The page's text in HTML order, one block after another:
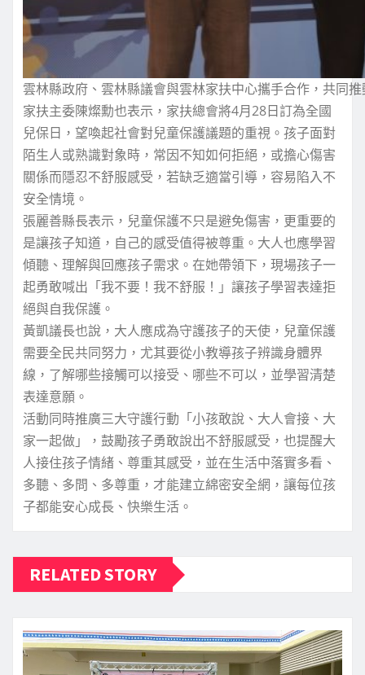
雲林縣政府、雲林縣議會與雲林家扶中心攜手合作，共同
家扶主委陳燦勳也表示，家扶總會將4月28日訂為全國
兒保日，望喚起社會對兒童保護議題的重視。孩子面對
陌生人或熟識對象時，常因不知如何拒絕，或擔心傷害
關係而隱忍不舒服感受，若缺乏適當引導，容易陷入不
安全情境。
張麗善縣長表示，兒童保護不只是避免傷害，更重要的
是讓孩子知道，自己的感受值得被尊重。大人也應學習
傾聽、理解與回應孩子需求。在她帶領下，現場孩子一
起勇敢喊出「我不要！我不舒服！」讓孩子學習表達拒
絕與自我保護。
黃凱議長也說，大人應成為守護孩子的天使，兒童保護
需要全民共同努力，尤其要從小教導孩子辨識身體界
線，了解哪些接觸可以接受、哪些不可以，並學習清楚
表達意願。
活動同時推廣三大守護行動「小孩敢說、大人會接、大
家一起做」，鼓勵孩子勇敢說出不舒服感受，也提醒大
人接住孩子情緒、尊重其感受，並在生活中落實多看、
多聽、多問、多尊重，才能建立綿密安全網，讓每位孩
子都能安心成長、快樂生活。
RELATED STORY